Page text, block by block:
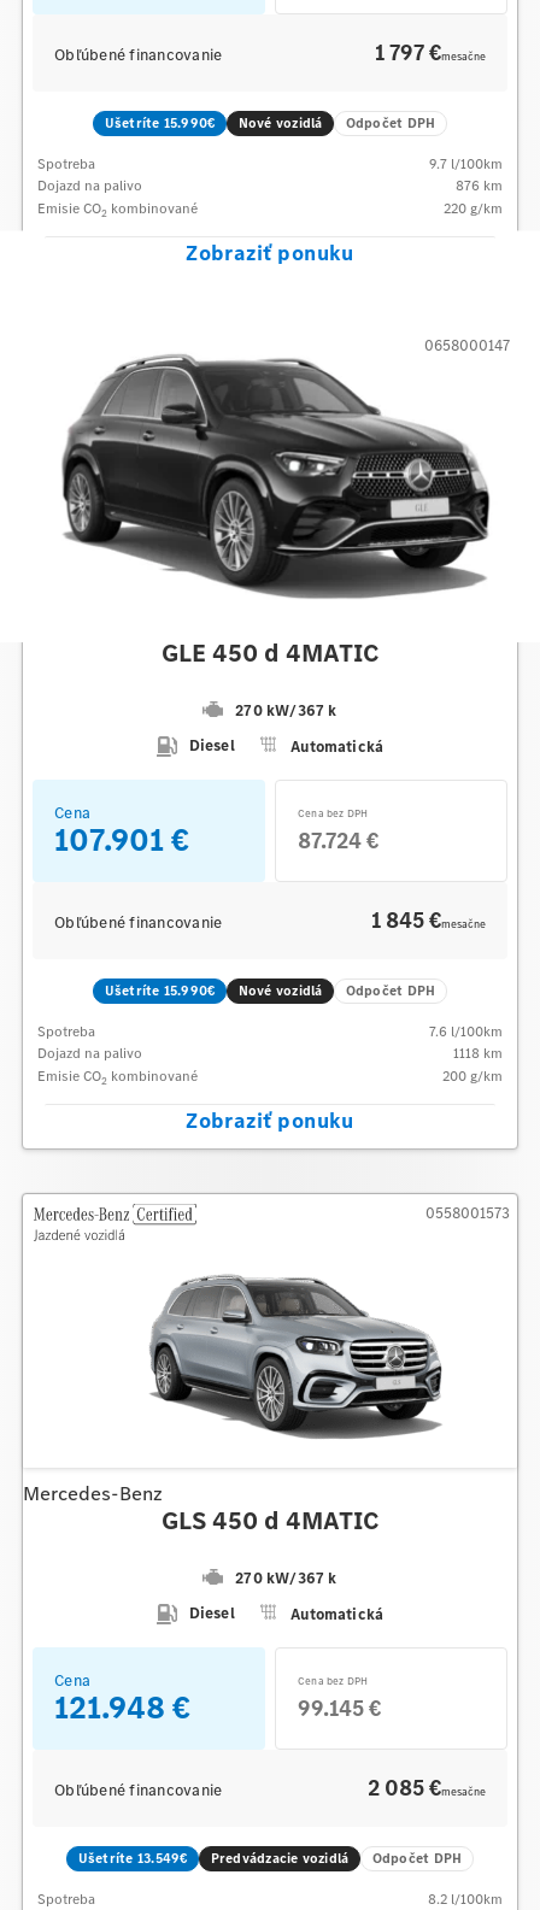
Obľúbené financovanie 1 797 €mesačne
Ušetríte 15.990€ Nové vozidlá Odpočet DPH
Spotreba 9.7 l/100km
Dojazd na palivo
876 km
Emisie CO2 kombinované 220 g/km
Zobraziť ponuku
GLE 450 d 4MATIC
270 kW/367 k
Diesel
Automatická
0658000147
Cena
107.901 €
Cena bez DPH
87.724 €
Obľúbené financovanie 1 845 €mesačne
Ušetríte 15.990€ Nové vozidlá Odpočet DPH
Spotreba 7.6 l/100km
Dojazd na palivo
1118 km
Emisie CO2 kombinované 200 g/km
Zobraziť ponuku
Mercedes-Benz
GLS 450 d 4MATIC
270 kW/367 k
Diesel
Automatická
0558001573
Cena
121.948 €
Cena bez DPH
99.145 €
Obľúbené financovanie 2 085 €mesačne
Ušetríte 13.549€ Predvádzacie vozidlá Odpočet DPH
Spotreba 8.2 l/100km